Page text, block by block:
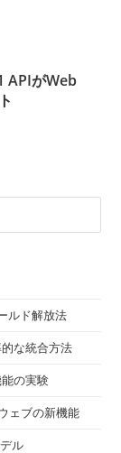
APIがWeb
ルド解放法
な統合方法
の実験
ェブの新機能
ル